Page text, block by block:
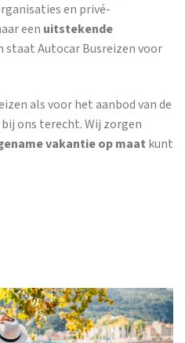
en privé-
een uitstekende
staat Autocar Busreizen voor
als voor het aanbod van de
ons terecht. Wij zorgen
vakantie op maat kunt